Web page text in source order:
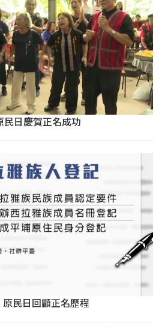
日慶賀正名成功
民日回顧正名歷程